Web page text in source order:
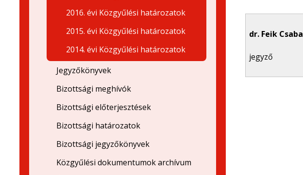
dr. Feik Csaba
jegyző
2016. évi Közgyűlési határozatok
2015. évi Közgyűlési határozatok
2014. évi Közgyűlési határozatok
Jegyzőkönyvek
Bizottsági meghívók
Bizottsági előterjesztések
Bizottsági határozatok
Bizottsági jegyzőkönyvek
Közgyűlési dokumentumok archívum